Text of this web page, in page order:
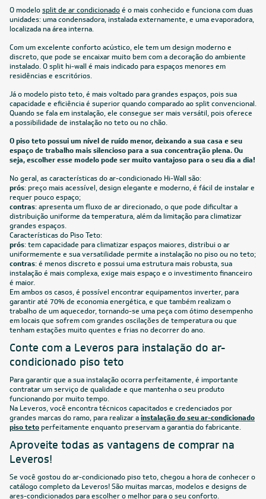
O modelosplit de ar condicionadoé o mais conhecido e funciona com duas
unidades: uma condensadora, instalada externamente, e uma evaporadora,
localizada na área interna.
Com um excelente conforto acústico, ele tem um design moderno e
discreto, que pode se encaixar muito bem com a decoração do ambiente
instalado. O split hi-wall é mais indicado para espaços menores em
residências e escritórios.
Já o modelo pisto teto, é mais voltado para grandes espaços, pois sua
capacidade e eficiência é superior quando comparado ao split convencional.
Quando se fala em instalação, ele consegue ser mais versátil, pois oferece
a possibilidade de instalação no teto ou no chão.
O piso teto possui um nível de ruído menor, deixando a sua casa e seu
espaço de trabalho mais silencioso para a sua concentração plena. Ou
seja, escolher esse modelo pode ser muito vantajoso para o seu dia a dia!
No geral, as características do ar-condicionado Hi-Wall são:
prós: preço mais acessível, design elegante e moderno, é fácil de instalar e
requer pouco espaço;
contras: apresenta um fluxo de ar direcionado, o que pode dificultar a
distribuição uniforme da temperatura, além da limitação para climatizar
grandes espaços.
Características do Piso Teto:
prós: tem capacidade para climatizar espaços maiores, distribui o ar
uniformemente e sua versatilidade permite a instalação no piso ou no teto;
contras: é menos discreto e possui uma estrutura mais robusta, sua
instalação é mais complexa, exige mais espaço e o investimento financeiro
é maior.
Em ambos os casos, é possível encontrar equipamentos inverter, para
garantir até 70% de economia energética, e que também realizam o
trabalho de um aquecedor, tornando-se uma peça com ótimo desempenho
em locais que sofrem com grandes oscilações de temperatura ou que
tenham estações muito quentes e frias no decorrer do ano.
Conte com a Leveros para instalação do ar-
condicionado piso teto
Para garantir que a sua instalação ocorra perfeitamente, é importante
contratar um serviço de qualidade e que mantenha o seu produto
funcionando por muito tempo.
Na Leveros, você encontra técnicos capacitados e credenciados por
grandes marcas do ramo, para realizar ainstalação do seu ar-condicionado
piso tetoperfeitamente enquanto preservam a garantia do fabricante.
Aproveite todas as vantagens de comprar na
Leveros!
Se você gostou do ar-condicionado piso teto, chegou a hora de conhecer o
catálogo completo da Leveros! São muitas marcas, modelos e designs de
ares-condicionados para escolher o melhor para o seu conforto.